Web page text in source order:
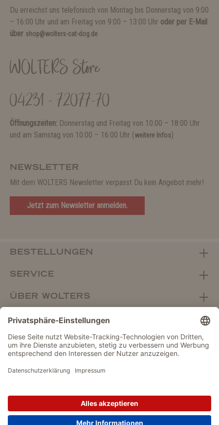
Du erreichst uns telefonisch von Montag bis Donnerstag von 9:00
– 16:00 Uhr und am Freitag von 9:00 – 13:00 Uhr oder per E-Mail
über shop@wolters-cat-dog.de
WOLTERS Store
04231 - 72077-70
Öffnungszeiten: Donnerstag und Freitag von 10:00 – 18:00 Uhr
und am Samstag von 10:00 – 16:00 Uhr (weitere Infos)
NEWSLETTER
Mit dem WOLTERS Newsletter verpasst Du kein Angebot mehr!
Jetzt zum Newsletter anmelden.
BESTELLUNGEN
SERVICE
ÜBER WOLTERS
FACHHANDEL
Vertrag widerrufen
IMPRESSUM